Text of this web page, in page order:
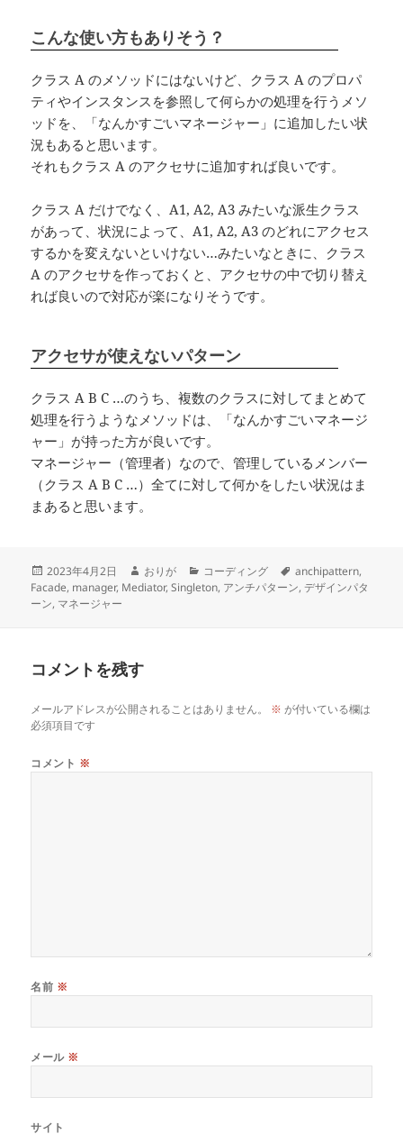
こんな使い方もありそう？
クラス A のメソッドにはないけど、クラス A のプロパ
ティやインスタンスを参照して何らかの処理を行うメソ
ッドを、「なんかすごいマネージャー」に追加したい状
況もあると思います。
それもクラス A のアクセサに追加すれば良いです。
クラス A だけでなく、A1, A2, A3 みたいな派生クラス
があって、状況によって、A1, A2, A3 のどれにアクセス
するかを変えないといけない…みたいなときに、クラス
A のアクセサを作っておくと、アクセサの中で切り替え
れば良いので対応が楽になりそうです。
アクセサが使えないパターン
クラス A B C …のうち、複数のクラスに対してまとめて
処理を行うようなメソッドは、「なんかすごいマネージ
ャー」が持った方が良いです。
マネージャー（管理者）なので、管理しているメンバー
（クラス A B C …）全てに対して何かをしたい状況はま
まあると思います。
投
稿
日:
2023年4月2日
作
成
おりが
カ
テ
コーディング
タ
グ
anchipattern,
Facade, manager, Mediator,Singleton, アンチパターン,デザインパタ
ーン, マネージャー
コメントを残す
メールアドレスが公開されることはありません。 ※ が付いている欄は
必須項目です
コメント ※
名前 ※
メール ※
サイト